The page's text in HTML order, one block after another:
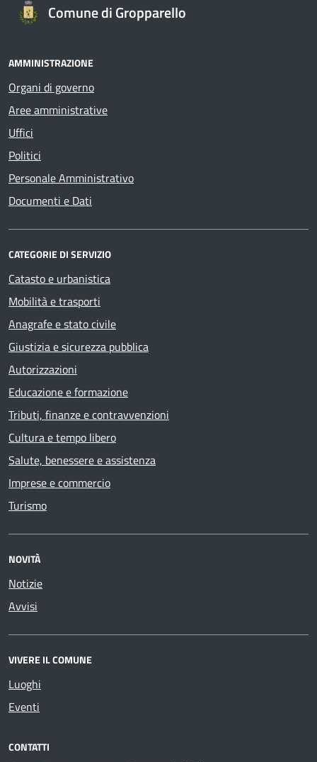
Comune di Gropparello
AMMINISTRAZIONE
Organi di governo
Aree amministrative
Uffici
Politici
Personale Amministrativo
Documenti e Dati
CATEGORIE DI SERVIZIO
Catasto e urbanistica
Mobilità e trasporti
Anagrafe e stato civile
Giustizia e sicurezza pubblica
Autorizzazioni
Educazione e formazione
Tributi, finanze e contravvenzioni
Cultura e tempo libero
Salute, benessere e assistenza
Imprese e commercio
Turismo
NOVITÀ
Notizie
Avvisi
VIVERE IL COMUNE
Luoghi
Eventi
CONTATTI